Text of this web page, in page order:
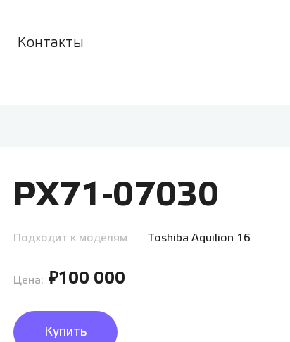
Контакты
PX71-07030
Подходит к моделям Toshiba Aquilion 16
Цена: ₽100 000
Купить